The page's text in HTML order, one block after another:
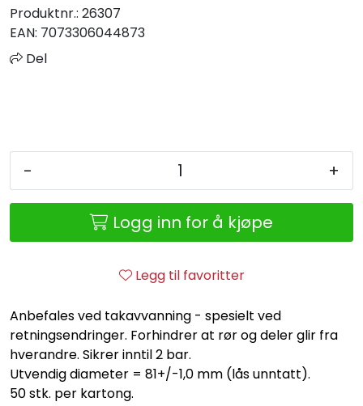
Produktnr.: 26307
EAN: 7073306044873
Del
- +
Logg inn for å kjøpe
Legg til favoritter
Anbefales ved takavvanning - spesielt ved
retningsendringer. Forhindrer at rør og deler glir fra
hverandre. Sikrer inntil 2 bar.
Utvendig diameter = 81+/-1,0 mm (lås unntatt).
50 stk. per kartong.
Varmeanlegg
Outlet
Retur/reklamasjon